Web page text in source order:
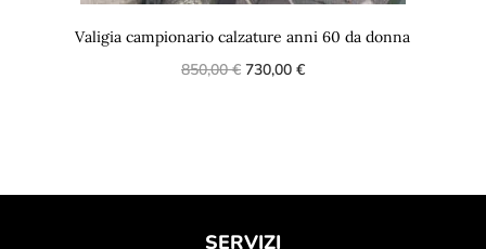
Valigia campionario calzature anni 60 da donna
850,00€ 730,00 €
SERVIZI